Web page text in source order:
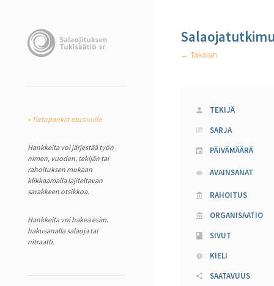
« Tietopankin etusivulle
Hankkeita voi järjestää työn
nimen, vuoden, tekijän tai
rahoituksen mukaan
klikkaamalla lajiteltavan
sarakkeen otsikkoa.
Hankkeita voi hakea esim.
hakusanalla salaoja tai
nitraatti.
← Takaisin
TEKIJÄ
SARJA
PÄIVÄMÄÄRÄ
AVAINSANAT
RAHOITUS
ORGANISAATIO
SIVUT
KIELI
SAATAVUUS